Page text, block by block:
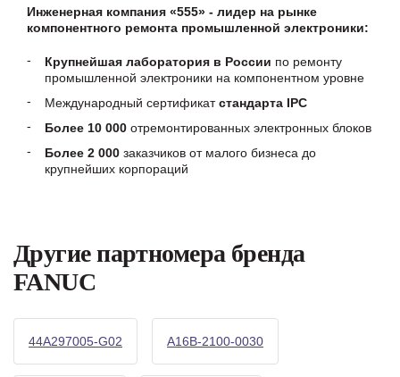
Инженерная компания «555» - лидер на рынке
компонентного ремонта промышленной электроники:
Крупнейшая лаборатория в России по ремонту
промышленной электроники на компонентном уровне
Международный сертификатстандарта IPC
Более 10 000 отремонтированных электронных блоков
Более 2 000 заказчиков от малого бизнеса до
крупнейших корпораций
Другие партномера бренда
FANUC
44A297005-G02 A16B-2100-0030